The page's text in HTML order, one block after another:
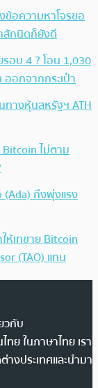
ข้อความหาโจรขอ
สักนิดก็ยังดี
อบ 4 ? โอน 1,030
อกจากกระเป๋า
างหุ้นสหรัฐฯ ATH
ไม่ตาม
(Ada) ถึงพุ่งแรง
ห้เทขาย Bitcoin
(TAO) แทน
วกับ
ย ในภาษาไทย เรา
งประเทศและนำมา